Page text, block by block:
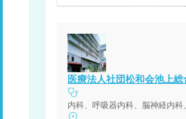
医療法人社団松和会池上総
内科、呼吸器内科、脳神経内